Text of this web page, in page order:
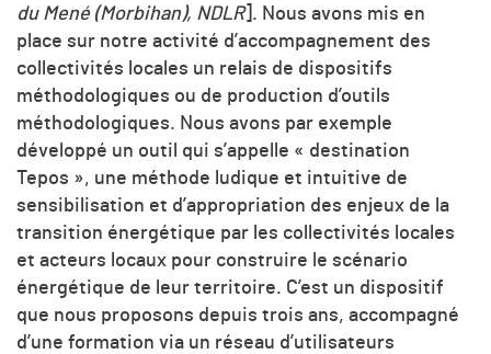
du Mené (Morbihan), NDLR]. Nous avons mis en
place sur notre activité d’accompagnement des
collectivités locales un relais de dispositifs
méthodologiques ou de production d’outils
méthodologiques. Nous avons par exemple
développé un outil qui s’appelle « destination
Tepos », une méthode ludique et intuitive de
sensibilisation et d’appropriation des enjeux de la
transition énergétique par les collectivités locales
et acteurs locaux pour construire le scénario
énergétique de leur territoire. C’est un dispositif
que nous proposons depuis trois ans, accompagné
d’une formation via un réseau d’utilisateurs